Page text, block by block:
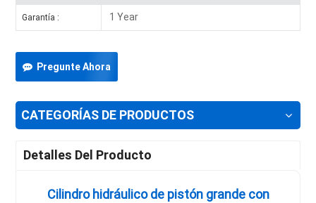
Garantía : 1 Year
Pregunte Ahora
CATEGORÍAS DE PRODUCTOS
Detalles Del Producto
Cilindro hidráulico de pistón grande con